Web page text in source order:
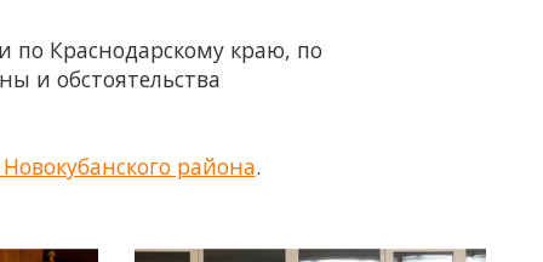
по Краснодарскому краю, по
и обстоятельства
района.